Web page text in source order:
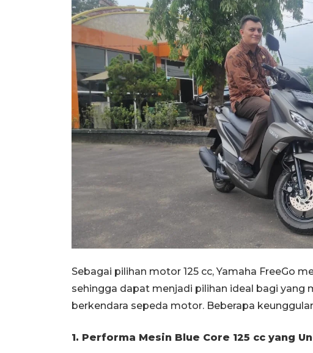
Sebagai pilihan motor 125 cc, Yamaha FreeGo
sehingga dapat menjadi pilihan ideal bagi
berkendara sepeda motor. Beberapa
1. Performa Mesin Blue Core 125 cc yang